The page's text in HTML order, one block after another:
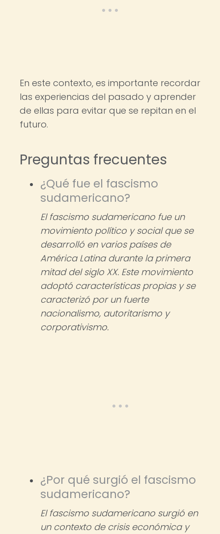
En este contexto, es importante recordar
las experiencias del pasado y aprender
de ellas para evitar que se repitan en el
futuro.
Preguntas frecuentes
¿Qué fue el fascismo
sudamericano?
El fascismo sudamericano fue un
movimiento político y social que se
desarrolló en varios países de
América Latina durante la primera
mitad del siglo XX. Este movimiento
adoptó características propias y se
caracterizó por un fuerte
nacionalismo, autoritarismo y
corporativismo.
¿Por qué surgió el fascismo
sudamericano?
El fascismo sudamericano surgió en
un contexto de crisis económica y